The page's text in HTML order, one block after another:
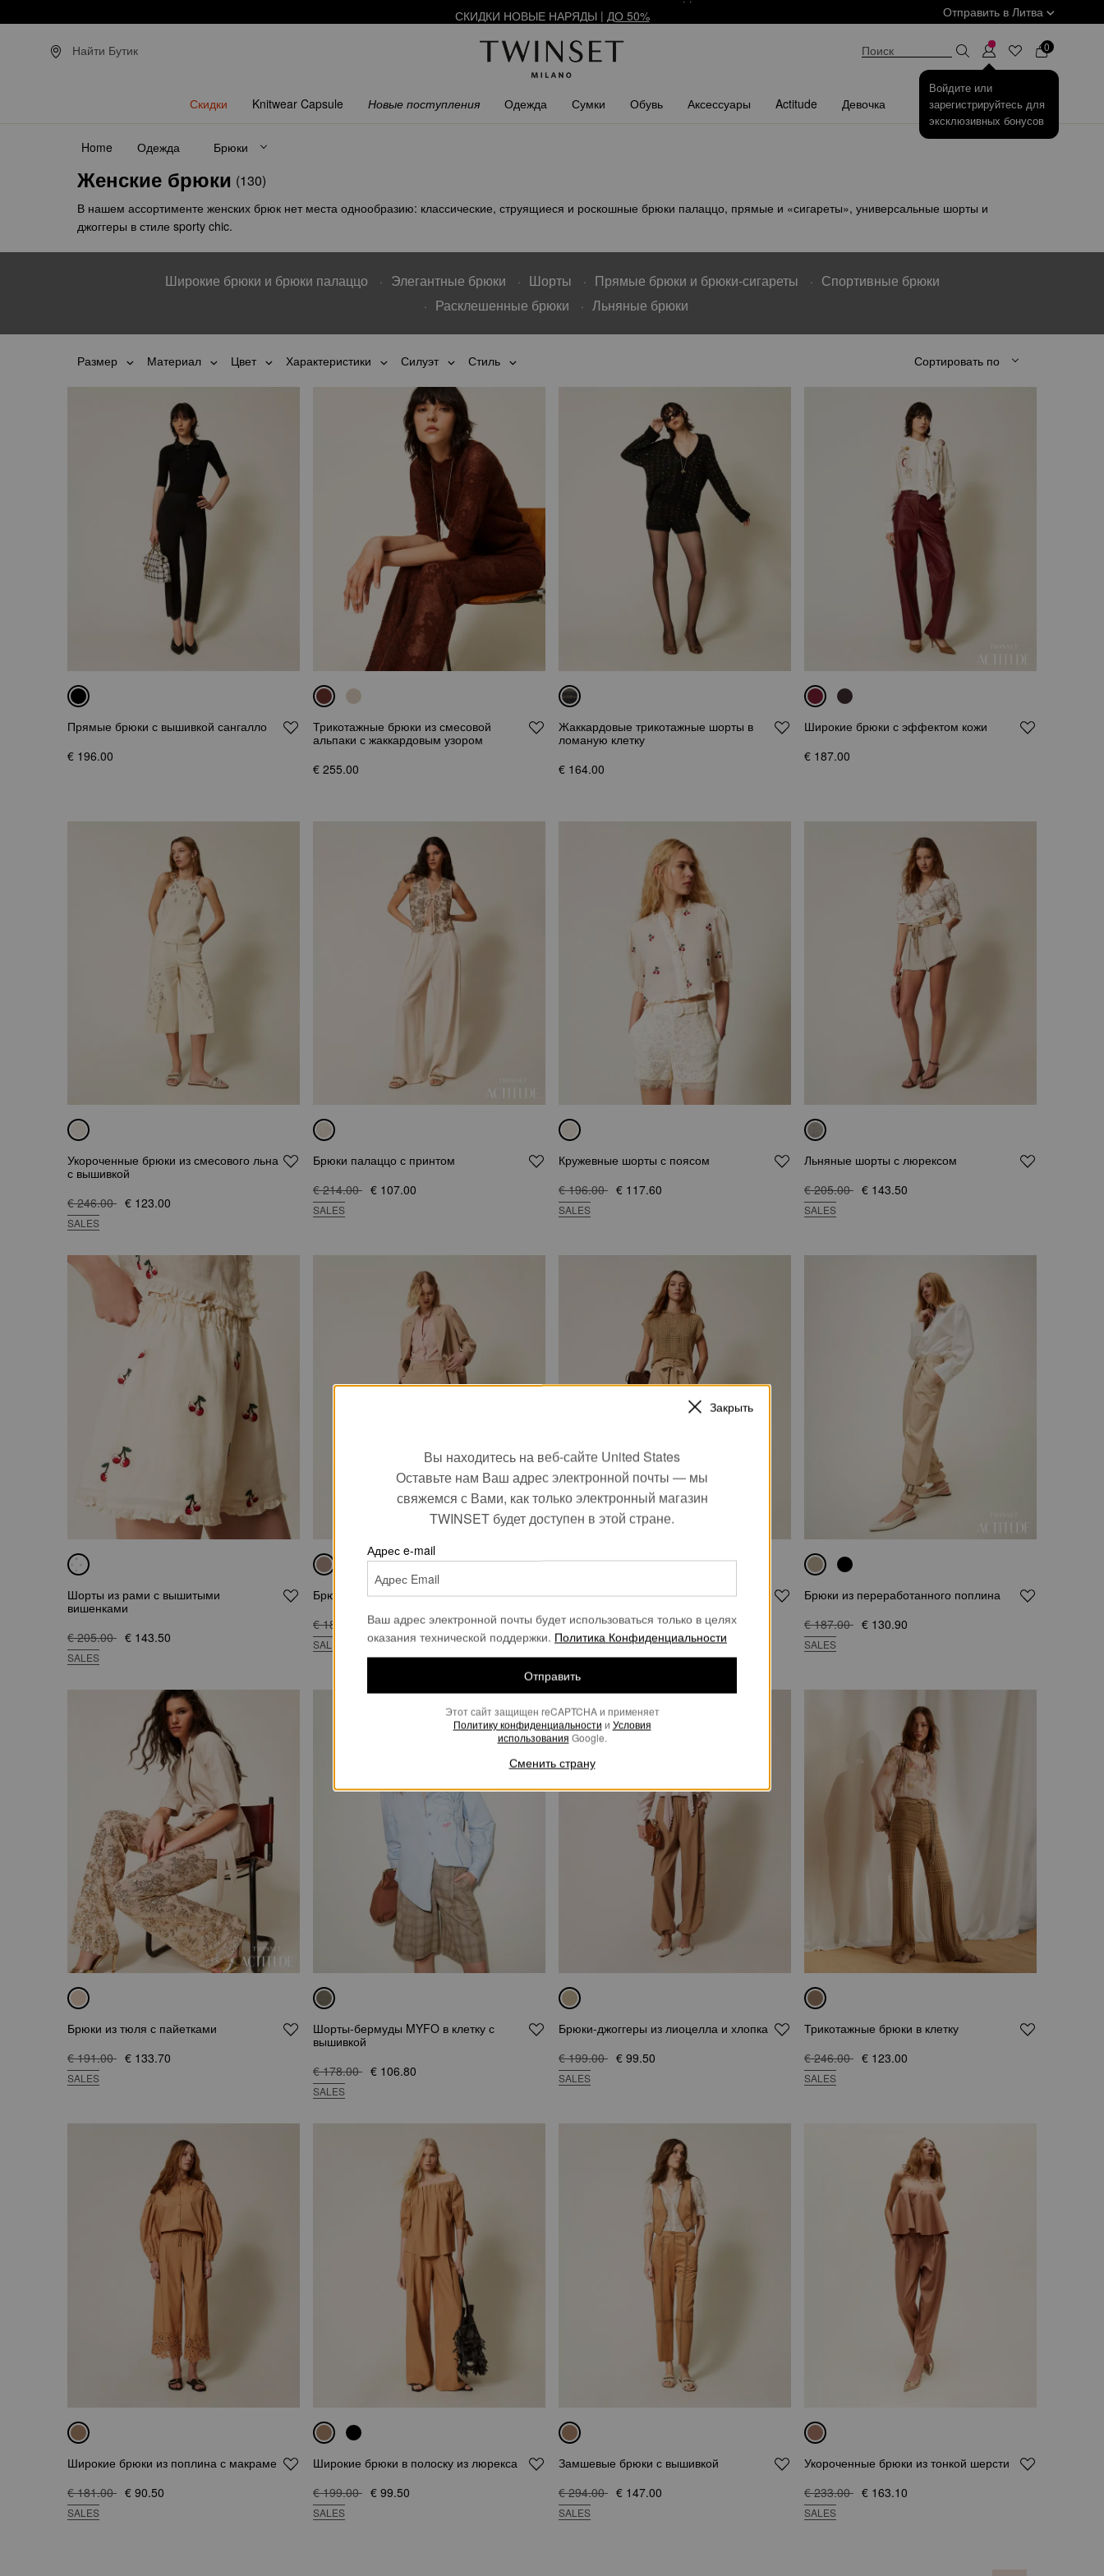
СКИДКИ НОВЫЕ НАРЯДЫ | ДО 50%
Отправить в Литва
Найти Бутик
Скидки Knitwear Capsule Новые поступления Одежда Сумки Обувь Аксессуары Actitude Девочка
Поиск
Войдите или
зарегистрируйтесь для
эксклюзивных бонусов
0
Home Одежда Брюки
Женские брюки (130)
В нашем ассортименте женских брюк нет места однообразию: классические, струящиеся и роскошные брюки палаццо, прямые и «сигареты», универсальные шорты и
джоггеры в стиле sporty chic.
Широкие брюки и брюки палаццо Элегантные брюки Шорты Прямые брюки и брюки-сигареты
Спортивные брюки
Расклешенные брюки
Льняные брюки
Размер Материал Цвет Характеристики Силуэт Стиль Сортировать по
Прямые брюки с вышивкой сангалло
€ 196.00
Трикотажные брюки из смесовой
альпаки с жаккардовым узором
€ 255.00
Жаккардовые трикотажные шорты в
ломаную клетку
€ 164.00
Широкие брюки с эффектом кожи
€ 187.00
Укороченные брюки из смесового льна
с вышивкой
€ 246.00 € 123.00
SALES
Брюки палаццо с принтом
€ 214.00 € 107.00
SALES
Кружевные шорты с поясом
€ 196.00 € 117.60
SALES
Льняные шорты с люрексом
€ 205.00 € 143.50
SALES
Шорты из рами с вышитыми
вишенками
€ 205.00 € 143.50
SALES
Брюки из смесового льна
€ 183.00
€ 91.50
SALES
Широкие брюки из твила
€ 196.00 € 98.00
SALES
Брюки из переработанного поплина
€ 187.00 € 130.90
SALES
Брюки из тюля с пайетками
€ 191.00 € 133.70
SALES
Шорты-бермуды MYFO в клетку с
вышивкой
€ 178.00 € 106.80
SALES
Брюки-джоггеры из лиоцелла и хлопка
€ 199.00 € 99.50
SALES
Трикотажные брюки в клетку
€ 246.00 € 123.00
SALES
Широкие брюки из поплина с макраме
€ 181.00 € 90.50
SALES
Широкие брюки в полоску из люрекса
€ 199.00 € 99.50
SALES
Замшевые брюки с вышивкой
€ 294.00 € 147.00
SALES
Укороченные брюки из тонкой шерсти
€ 233.00 € 163.10
SALES
Закрыть
Вы находитесь на веб-сайте United States
Оставьте нам Ваш адрес электронной почты — мы
свяжемся с Вами, как только электронный магазин
TWINSET будет доступен в этой стране.
Адрес e-mail
Ваш адрес электронной почты будет использоваться только в целях
оказания технической поддержки. Политика Конфиденциальности
Отправить
Этот сайт защищен reCAPTCHA и применяет
Политику конфиденциальности и Условия
использования Google.
Сменить страну